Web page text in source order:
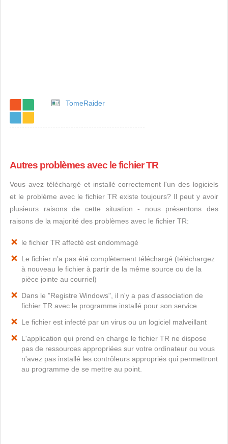
TomeRaider
Autres problèmes avec le fichier TR
Vous avez téléchargé et installé correctement l'un des logiciels
et le problème avec le fichier TR existe toujours? Il peut y avoir
plusieurs raisons de cette situation - nous présentons des
raisons de la majorité des problèmes avec le fichier TR:
le fichier TR affecté est endommagé
Le fichier n'a pas été complètement téléchargé (téléchargez
à nouveau le fichier à partir de la même source ou de la
pièce jointe au courriel)
Dans le "Registre Windows", il n'y a pas d'association de
fichier TR avec le programme installé pour son service
Le fichier est infecté par un virus ou un logiciel malveillant
L'application qui prend en charge le fichier TR ne dispose
pas de ressources appropriées sur votre ordinateur ou vous
n'avez pas installé les contrôleurs appropriés qui permettront
au programme de se mettre au point.